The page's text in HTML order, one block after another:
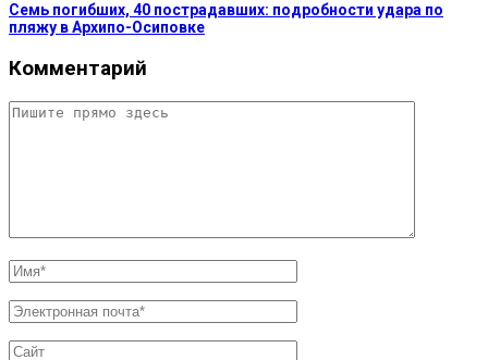
Семь погибших, 40 пострадавших: подробности удара по
пляжу в Архипо-Осиповке
Комментарий